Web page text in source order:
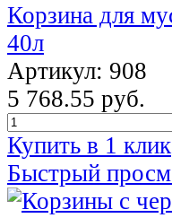
Корзина для
40л
Артикул: 908
5 768.55 руб.
Купить в 1 клик
Быстрый